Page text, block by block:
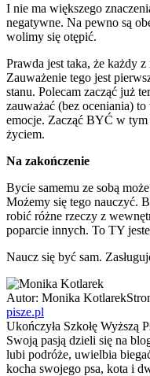
I nie ma większego
negatywne. Na pewno są
wolimy się otępić.
Prawda jest taka, że każdy
Zauważenie tego jest
stanu. Polecam zacząć już
zauważać (bez oceniania)
emocje. Zacząć BYĆ w
życiem.
Na zakończenie
Bycie samemu ze sobą
Możemy się tego nauczyć.
robić różne rzeczy z
poparcie innych. To TY
Naucz się być sam.
Autor: Monika Kotlarek
pisze.pl
Ukończyła Szkołę Wyższą
Swoją pasją dzieli się na
lubi podróże, uwielbia
kocha swojego psa, kota i